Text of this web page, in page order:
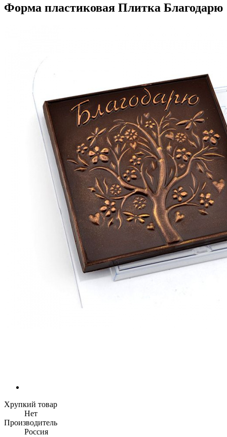
Форма пластиковая Плитка Благодарю
Хрупкий товар
Нет
Производитель
Россия